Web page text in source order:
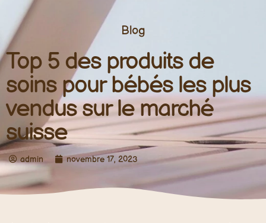
Blog
Top 5 des produits de
soins pour bébés les plus
vendus sur le marché
suisse
admin novembre 17, 2023